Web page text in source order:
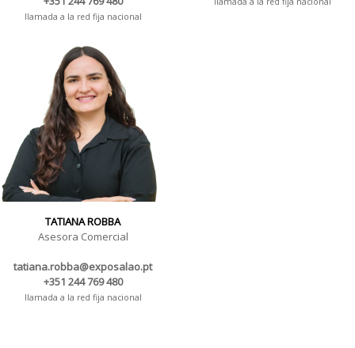
llamada a la red fija nacional
TATIANA ROBBA
Asesora Comercial
tatiana.robba@exposalao.pt
+351 244 769 480
llamada a la red fija nacional